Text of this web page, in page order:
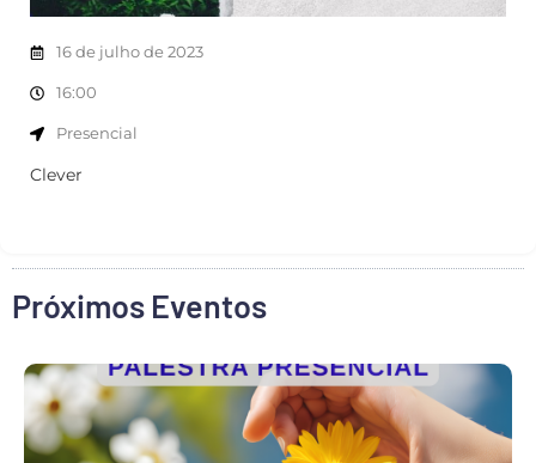
16 de julho de 2023
16:00
Presencial
Clever
Próximos Eventos